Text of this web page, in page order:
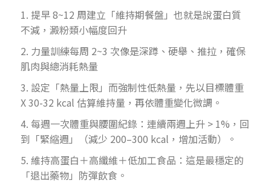
1. 提早 8~12 周建立「維持期餐盤」也就是說蛋白質
不減，澱粉類小幅度回升
2. 力量訓練每周 2~3 次像是深蹲、硬舉、推拉，確保
肌肉與總消耗熱量
3. 設定「熱量上限」而強制性低熱量，先以目標體重
X 30-32 kcal 估算維持量，再依體重變化微調。
4. 每週一次體重與腰圍紀錄：連續兩週上升 > 1%，回
到「緊縮週」（減少 200–300 kcal，增加活動）。
5. 維持高蛋白＋高纖維＋低加工食品：這是最穩定的
「退出藥物」防彈飲食。